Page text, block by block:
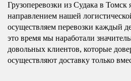
Грузоперевозки из Судака в Томск
направлением нашей
осуществляем перевозки каждый
это время мы наработали
довольных клиентов, которые
осуществляют доставку только